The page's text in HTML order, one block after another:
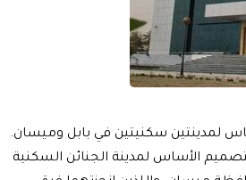
لمدينتين سكنيتين في بابل وميسان.
الأساس لمدينة الجنائن السكنية